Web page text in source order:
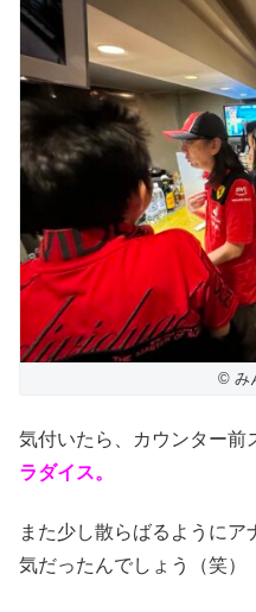
© み
気付いたら、カウンター前
ラダイス。
また少し散らばるようにア
気だったんでしょう（笑）